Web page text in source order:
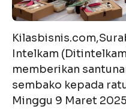
Intelkam
memberikan
sembako kepada
Minggu 9 Maret